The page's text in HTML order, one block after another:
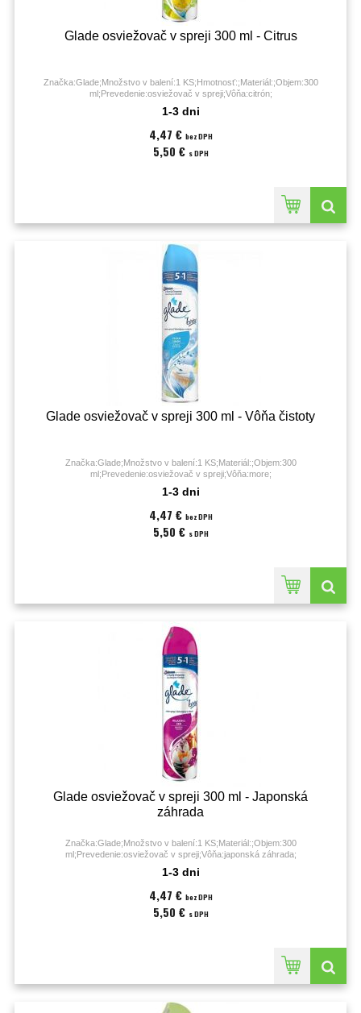
Glade osviežovač v spreji 300 ml - Citrus
Značka:Glade;Množstvo v balení:1 KS;Hmotnosť:;Materiál:;Objem:300
ml;Prevedenie:osviežovač v spreji;Vôňa:citrón;
1-3 dni
4,47 € bez DPH
5,50 € s DPH
Glade osviežovač v spreji 300 ml - Vôňa čistoty
Značka:Glade;Množstvo v balení:1 KS;Materiál:;Objem:300
ml;Prevedenie:osviežovač v spreji;Vôňa:more;
1-3 dni
4,47 € bez DPH
5,50 € s DPH
Glade osviežovač v spreji 300 ml - Japonská
záhrada
Značka:Glade;Množstvo v balení:1 KS;Materiál:;Objem:300
ml;Prevedenie:osviežovač v spreji;Vôňa:japonská záhrada;
1-3 dni
4,47 € bez DPH
5,50 € s DPH